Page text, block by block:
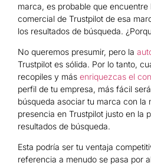
marca, es probable que
comercial de Trustpilot de esa
los resultados de búsqueda.
No queremos presumir, pero la
Trustpilot es sólida. Por lo tanto,
recopiles y más enriquezcas el
perfil de tu empresa, más fácil
búsqueda asociar tu marca con la
presencia en Trustpilot justo en la
resultados de búsqueda.
Esta podría ser tu ventaja
referencia a menudo se pasa por